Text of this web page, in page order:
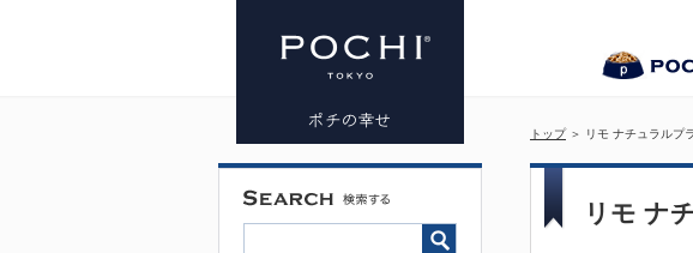
リモ ナチュ
ラルプラン
トップ＞ リモ ナチュラルプ
リモ ナ